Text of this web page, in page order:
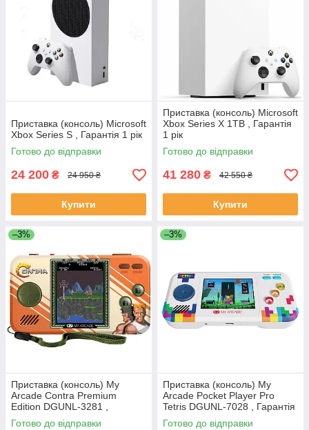
Приставка (консоль) Microsoft
Xbox Series S , Гарантія 1 рік
Готово до відправки
24 200 ₴ 24 950 ₴
Купити
Приставка (консоль) Microsoft
Xbox Series X 1TB , Гарантія
1 рік
Готово до відправки
41 280 ₴ 42 550 ₴
Купити
–3%
Приставка (консоль) My
Arcade Contra Premium
Edition DGUNL-3281 ,
Гарантія 2 роки
Готово до відправки
–3%
Приставка (консоль) My
Arcade Pocket Player Pro
Tetris DGUNL-7028 , Гарантія
2 роки
Готово до відправки